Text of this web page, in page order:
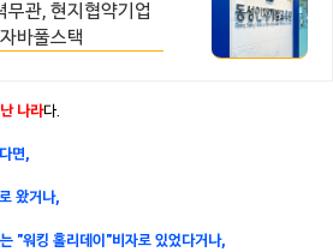
관, 현지협약기업
, 자바풀스택
나라다.
면,
왔거나,
"워킹 홀리데이"비자로 있었다거나,